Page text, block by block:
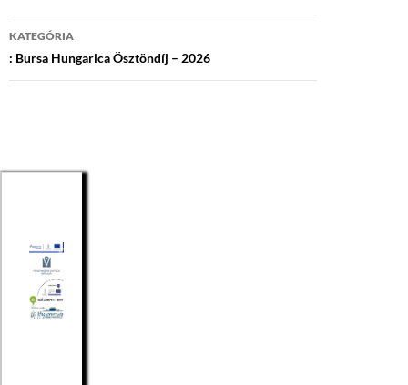
Bejegyzés
navigáció
KATEGÓRIA
: Bursa Hungarica Ösztöndíj – 2026